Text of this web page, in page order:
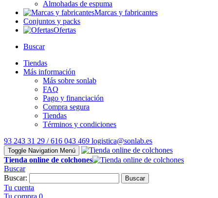
Almohadas de espuma
Marcas y fabricantes
Conjuntos y packs
Ofertas
Buscar
Tiendas
Más información
Más sobre sonlab
FAQ
Pago y financiación
Compra segura
Tiendas
Términos y condiciones
93 243 31 29 / 616 043 469 logistica@sonlab.es
Toggle Navigation Menú
Tienda online de colchones
Buscar
Buscar:
Buscar
Tu cuenta
Tu compra 0